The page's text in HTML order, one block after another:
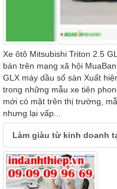
Xe ôtô Mitsubishi Triton 2.5
bán trên mạng xã hội
GLX máy dầu số sàn Xuất
trong những mẫu xe tiên
mới có mặt trên thị trường,
nhưng lại vấp...
Làm giàu từ kinh doanh